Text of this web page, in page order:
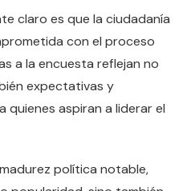
claro es que la ciudadanía
con el proceso
a la encuesta reflejan no
expectativas y
quienes aspiran a liderar el
política notable,